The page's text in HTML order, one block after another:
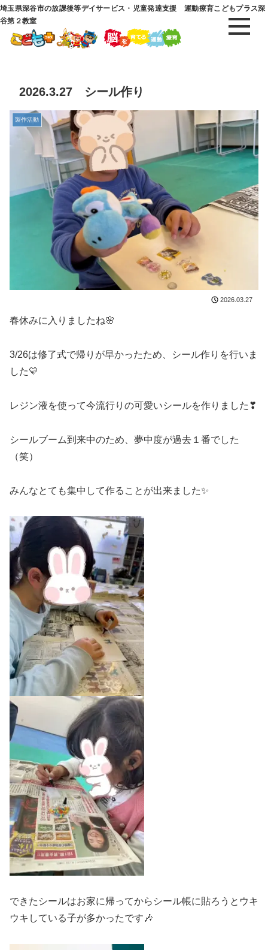
埼玉県深谷市の放課後等デイサービス・児童発達支援 運動療育こどもプラス深
谷第２教室
2026.3.27 シール作り
製作活動
2026.03.27
春休みに入りましたね🌸
3/26は修了式で帰りが早かったため、シール作りを行いま
した💛
レジン液を使って今流行りの可愛いシールを作りました❣
シールブーム到来中のため、夢中度が過去１番でした
（笑）
みんなとても集中して作ることが出来ました✨
できたシールはお家に帰ってからシール帳に貼ろうとウキ
ウキしている子が多かったです🎶